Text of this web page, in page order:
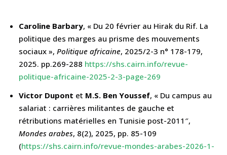
Caroline Barbary, « Du 20 février au Hirak du Rif. La
politique des marges au prisme des mouvements
sociaux »,Politique africaine, 2025/2-3 n° 178-179,
2025. pp.269-288 https://shs.cairn.info/revue-
politique-africaine-2025-2-3-page-269
Victor Dupont et M.S. Ben Youssef, « Du campus au
salariat : carrières militantes de gauche et
rétributions matérielles en Tunisie post-2011″,
Mondes arabes, 8(2), 2025, pp. 85-109
(https://shs.cairn.info/revue-mondes-arabes-2026-1-